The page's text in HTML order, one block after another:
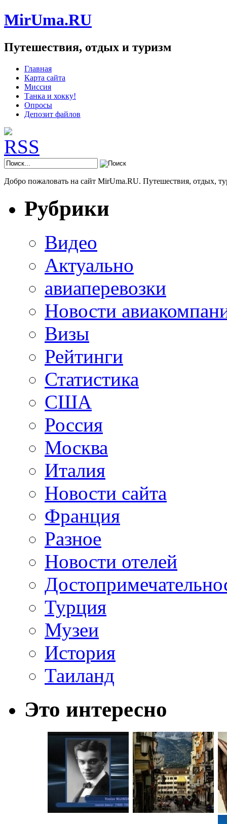
MirUma.RU
Путешествия, отдых и туризм
Главная
Карта сайта
Миссия
Танка и хокку!
Опросы
Депозит файлов
Добро пожаловать на сайт MirUma.RU. Путешествия, отдых,
Рубрики
Видео
Актуально
авиаперевозки
Новости
Визы
Рейтинги
Статистика
США
Россия
Москва
Италия
Новости сайта
Франция
Разное
Новости отелей
Турция
Музеи
История
Таиланд
Это интересно